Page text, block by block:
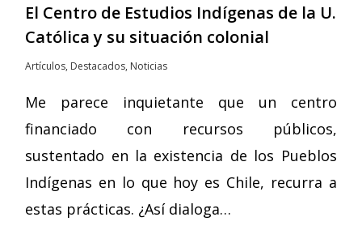
El Centro de Estudios Indígenas de la U.
Católica y su situación colonial
Artículos, Destacados, Noticias
Me parece inquietante que un centro
financiado con recursos públicos,
sustentado en la existencia de los Pueblos
Indígenas en lo que hoy es Chile, recurra a
estas prácticas. ¿Así dialoga…